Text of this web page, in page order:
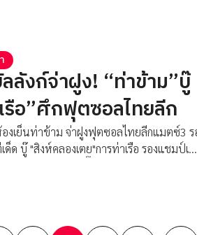
ลังก์จ่าฝูง! “ท่าข้าม”บู๊
รือ”ศึกฟุตซอลไทยลีก
งเย็นท่าข้าม จ่าฝูงฟุตซอลไทยลีกแมตซ์3 ร
ด บู๊ "สิงห์คลองเตย"การท่าเรือ รองแชมป์เก่า